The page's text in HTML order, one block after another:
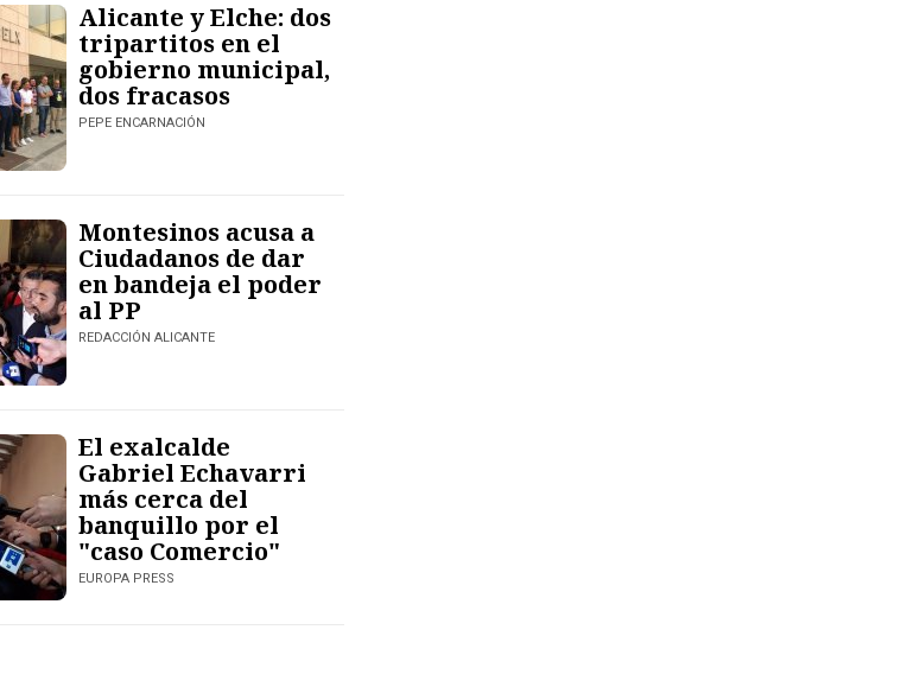
Alicante y Elche: dos
tripartitos en el
gobierno municipal,
dos fracasos
PEPE ENCARNACIÓN
Montesinos acusa a
Ciudadanos de dar
en bandeja el poder
al PP
REDACCIÓN ALICANTE
El exalcalde
Gabriel Echavarri
más cerca del
banquillo por el
"caso Comercio"
EUROPA PRESS